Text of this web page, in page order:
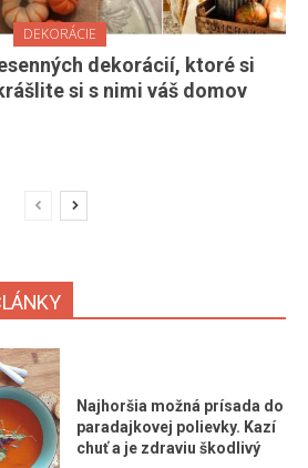
DEKORÁCIE
dekorácií, ktoré si
si s nimi váš domov
Najhoršia možná prísada do
paradajkovej polievky. Kazí
chuť a je zdraviu škodlivý